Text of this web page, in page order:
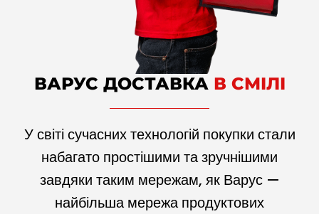
ВАРУС ДОСТАВКА В СМІЛІ
У світі сучасних технологій покупки стали
набагато простішими та зручнішими
завдяки таким мережам, як Варус —
найбільша мережа продуктових